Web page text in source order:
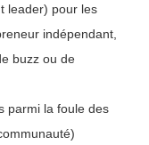
leader) pour les
indépendant,
buzz ou de
parmi la foule des